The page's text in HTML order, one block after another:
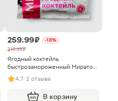
259.99 ₽
-18%
319.99 ₽
Ягодный коктейль
быстрозамороженный Мираторг
300г
4.7· 2 отзыва
В корзину